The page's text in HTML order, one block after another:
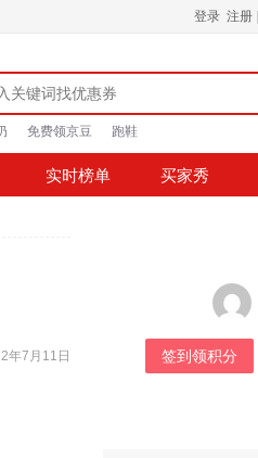
登录 注册
免费领京豆 跑鞋
实时榜单 买家秀
年7月11日 签到领积分